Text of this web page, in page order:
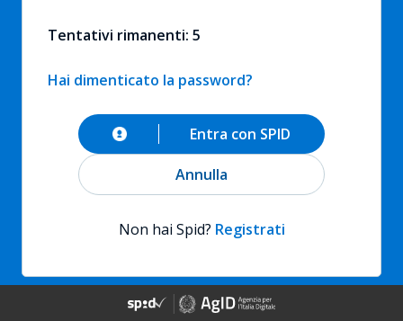
Tentativi rimanenti: 5
Hai dimenticato la password?
Annulla
Entra con SPID
Non hai Spid? Registrati